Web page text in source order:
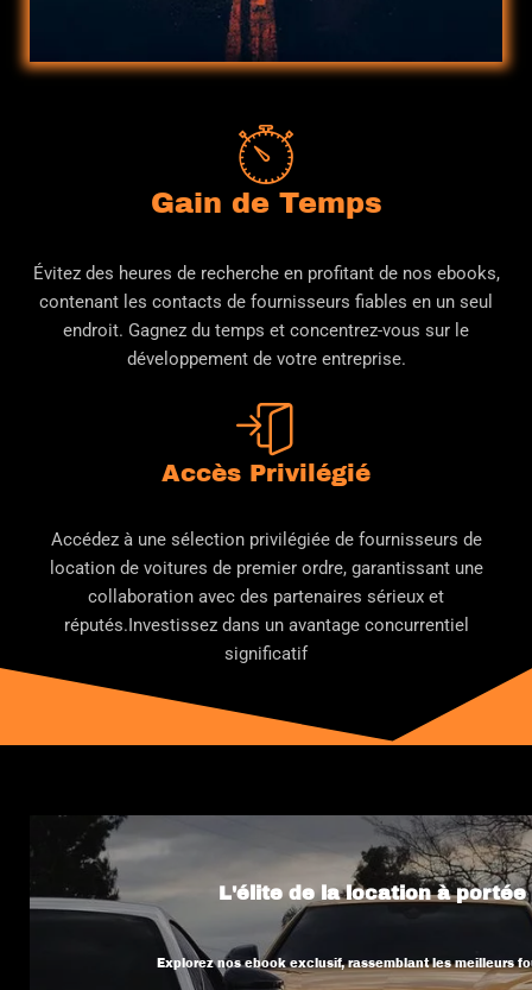
Gain de Temps
Évitez des heures de recherche en profitant de nos ebooks,
contenant les contacts de fournisseurs fiables en un seul
endroit. Gagnez du temps et concentrez-vous sur le
développement de votre entreprise.
Accès Privilégié
Accédez à une sélection privilégiée de fournisseurs de
location de voitures de premier ordre, garantissant une
collaboration avec des partenaires sérieux et
réputés.Investissez dans un avantage concurrentiel
significatif
L'élite de la location à portée
Explorez nos ebook exclusif, rassemblant les meilleurs